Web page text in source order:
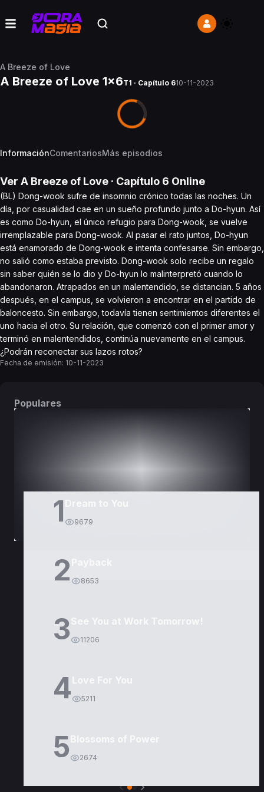
A Breeze of Love
A Breeze of Love 1x6T1 · Capítulo 610-11-2023
InformaciónComentariosMás episodios
Ver A Breeze of Love · Capítulo 6 Online
(BL) Dong-wook sufre de insomnio crónico todas las noches. Un
día, por casualidad cae en un sueño profundo junto a Do-hyun. Así
es como Do-hyun, el único refugio para Dong-wook, se vuelve
irremplazable para Dong-wook. Al pasar el rato juntos, Do-hyun
está enamorado de Dong-wook e intenta confesarse. Sin embargo,
no salió como estaba previsto. Dong-wook solo recibe un regalo
sin saber quién se lo dio y Do-hyun lo malinterpretó cuando lo
abandonaron. Atrapados en un malentendido, se distancian. 5 años
después, en el campus, se volvieron a encontrar en el partido de
baloncesto. Sin embargo, todavía tienen sentimientos diferentes el
uno hacia el otro. Su relación, que comenzó con el primer amor y
terminó en malentendidos, continúa nuevamente en el campus.
¿Podrán reconectar sus lazos rotos?
Fecha de emisión: 10-11-2023
Populares
1 9679
2 8653
3See You at Work Tomorrow!
11206
4Love For You
5211
5Blossoms of Power
2674